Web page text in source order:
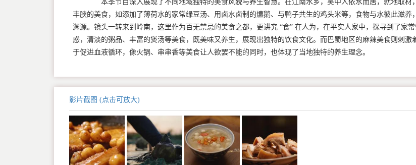
本季节目深入展现了不同地域独特的美食风貌与养生智慧。在江南水乡，吴中人依水而居，就地取材
丰腴的美食，如添加了薄荷水的家常绿豆汤、用卤水卤制的爊鹅、与鸭子共生的鸡头米等，食物与水彼此滋养
渊源。镜头一转来到岭南，这里作为百无禁忌的美食之都，更讲究 “食” 在人为，在平实人家中，探寻到了家
惑，清淡的粥品、丰富的煲汤等美食，既美味又养生，展现出独特的饮食文化。而巴蜀地区的麻辣美食则刺激
于促进血液循环，像火锅、串串香等美食让人欲罢不能的同时，也体现了当地独特的养生理念。
影片截图 (点击可放大)